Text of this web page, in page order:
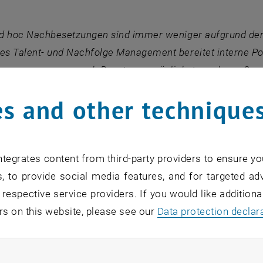
hoc Nachbesetzungen sind immer weniger aufgrund
Talent- und Nachfolge Management bereitet interne
vor, um nach Besetzung möglichst rasch zur
Graf und Rudolf F. Binderlehner, MBA Einblicke in die
jedes Unternehmenssetting, erfolgreiche Modelle &
Uhr
and other
content from third-party providers to ensure
to provide social media features, and for targeted
service providers. If you would like
on this website, please see our Data protection